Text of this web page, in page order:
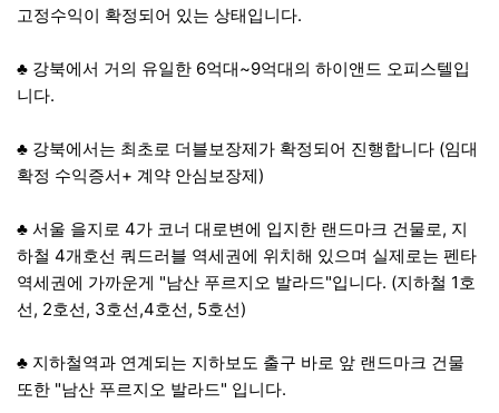
고정수익이 확정되어 있는 상태입니다.
♣ 강북에서 거의 유일한 6억대~9억대의 하이앤드 오피스텔입
니다.
♣ 강북에서는 최초로 더블보장제가 확정되어 진행합니다 (임대
확정 수익증서+ 계약 안심보장제)
♣ 서울 을지로 4가 코너 대로변에 입지한 랜드마크 건물로, 지
하철 4개호선 쿼드러블 역세권에 위치해 있으며 실제로는 펜타
역세권에 가까운게 "남산 푸르지오 발라드"입니다. (지하철 1호
선, 2호선, 3호선,4호선, 5호선)
♣ 지하철역과 연계되는 지하보도 출구 바로 앞 랜드마크 건물
또한 "남산 푸르지오 발라드" 입니다.